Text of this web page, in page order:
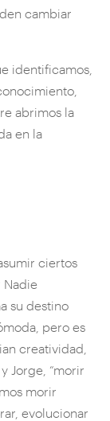
cambiar
identificamos,
abrimos la
en la
ciertos
Nadie
su destino
pero es
creatividad,
Jorge, “morir
morir
evolucionar